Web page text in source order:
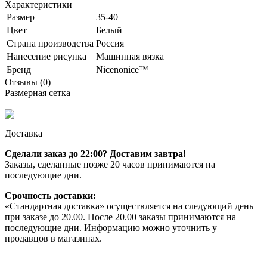
Характеристики
Размер
35-40
Цвет
Белый
Страна производства Россия
Нанесение рисунка
Машинная вязка
Бренд
Nicenonice™
Отзывы (0)
Размерная сетка
Доставка
Сделали заказ до 22:00? Доставим завтра!
Заказы, сделанные позже 20 часов принимаются на
последующие дни.
Срочность доставки:
«Стандартная доставка» осуществляется на следующий день
при заказе до 20.00. После 20.00 заказы принимаются на
последующие дни. Информацию можно уточнить у
продавцов в магазинах.